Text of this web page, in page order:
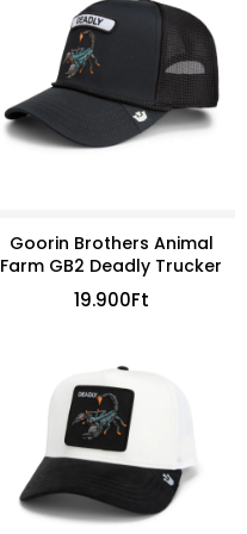
Goorin Brothers Animal
Farm GB2 Deadly Trucker
19.900Ft